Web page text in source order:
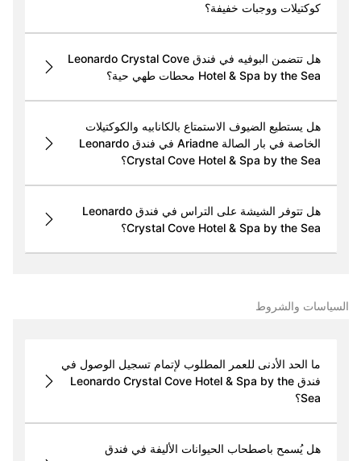
كوكتيلات ووجبات خفيفة؟
هل تتضمن البوفيه في فندق Leonardo Crystal Cove
Hotel & Spa by the Sea محطات طهي حية؟
هل يستطيع الضيوف الاستمتاع بالكانابيه والكوكتيلات
الخاصة في بار الصالة Ariadne في فندق Leonardo
Crystal Cove Hotel & Spa by the Sea؟
هل تتوفر الشيشة على التراس في فندق Leonardo
Crystal Cove Hotel & Spa by the Sea؟
السياسات والشروط
ما الحد الأدنى للعمر المطلوب لإتمام تسجيل الوصول في
فندق Leonardo Crystal Cove Hotel & Spa by the
Sea؟
هل يُسمح باصطحاب الحيوانات الأليفة في فندق